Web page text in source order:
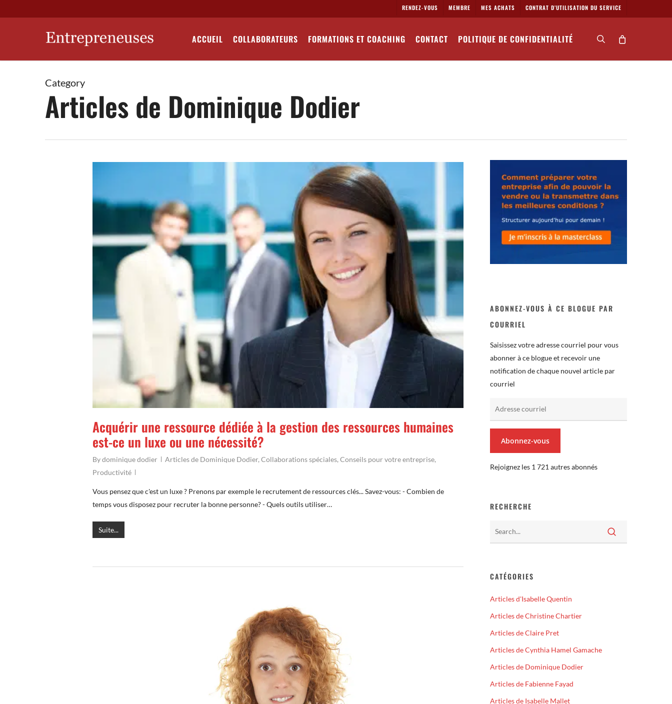
to
RENDEZ-VOUS MEMBRE MES ACHATS CONTRAT D’UTILISATION DU SERVICE
ACCUEIL COLLABORATEURS FORMATIONS ET COACHING CONTACT POLITIQUE DE CONFIDENTIALITÉ search
Category
Articles de Dominique Dodier
Acquérir une ressource dédiée à la gestion des ressources humaines
est-ce un luxe ou une nécessité?
Bydominique dodier Articles de Dominique Dodier,Collaborations spéciales,Conseils pour votre entreprise,
Productivité
Vous pensez que c'est un luxe ? Prenons par exemple le recrutement de ressources clés... Savez-vous: - Combien de
temps vous disposez pour recruter la bonne personne? - Quels outils utiliser…
Suite...
ABONNEZ-VOUS À CE BLOGUE PAR
COURRIEL
Saisissez votre adresse courriel pour vous
abonner à ce blogue et recevoir une
notification de chaque nouvel article par
courriel
Abonnez-vous
Rejoignez les 1 721 autres abonnés
RECHERCHE
CATÉGORIES
Articles d'Isabelle Quentin
Articles de Christine Chartier
Articles de Claire Pret
Articles de Cynthia Hamel Gamache
Articles de Dominique Dodier
Articles de Fabienne Fayad
Articles de Isabelle Mallet